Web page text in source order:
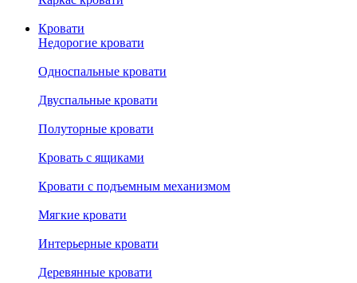
Кровати
Недорогие кровати
Односпальные кровати
Двуспальные кровати
Полуторные кровати
Кровать с ящиками
Кровати с подъемным механизмом
Мягкие кровати
Интерьерные кровати
Деревянные кровати